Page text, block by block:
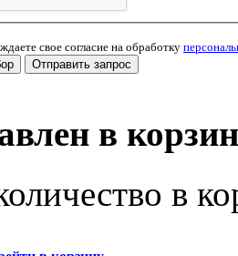
свое согласие на обработку
Отправить запрос
в
в